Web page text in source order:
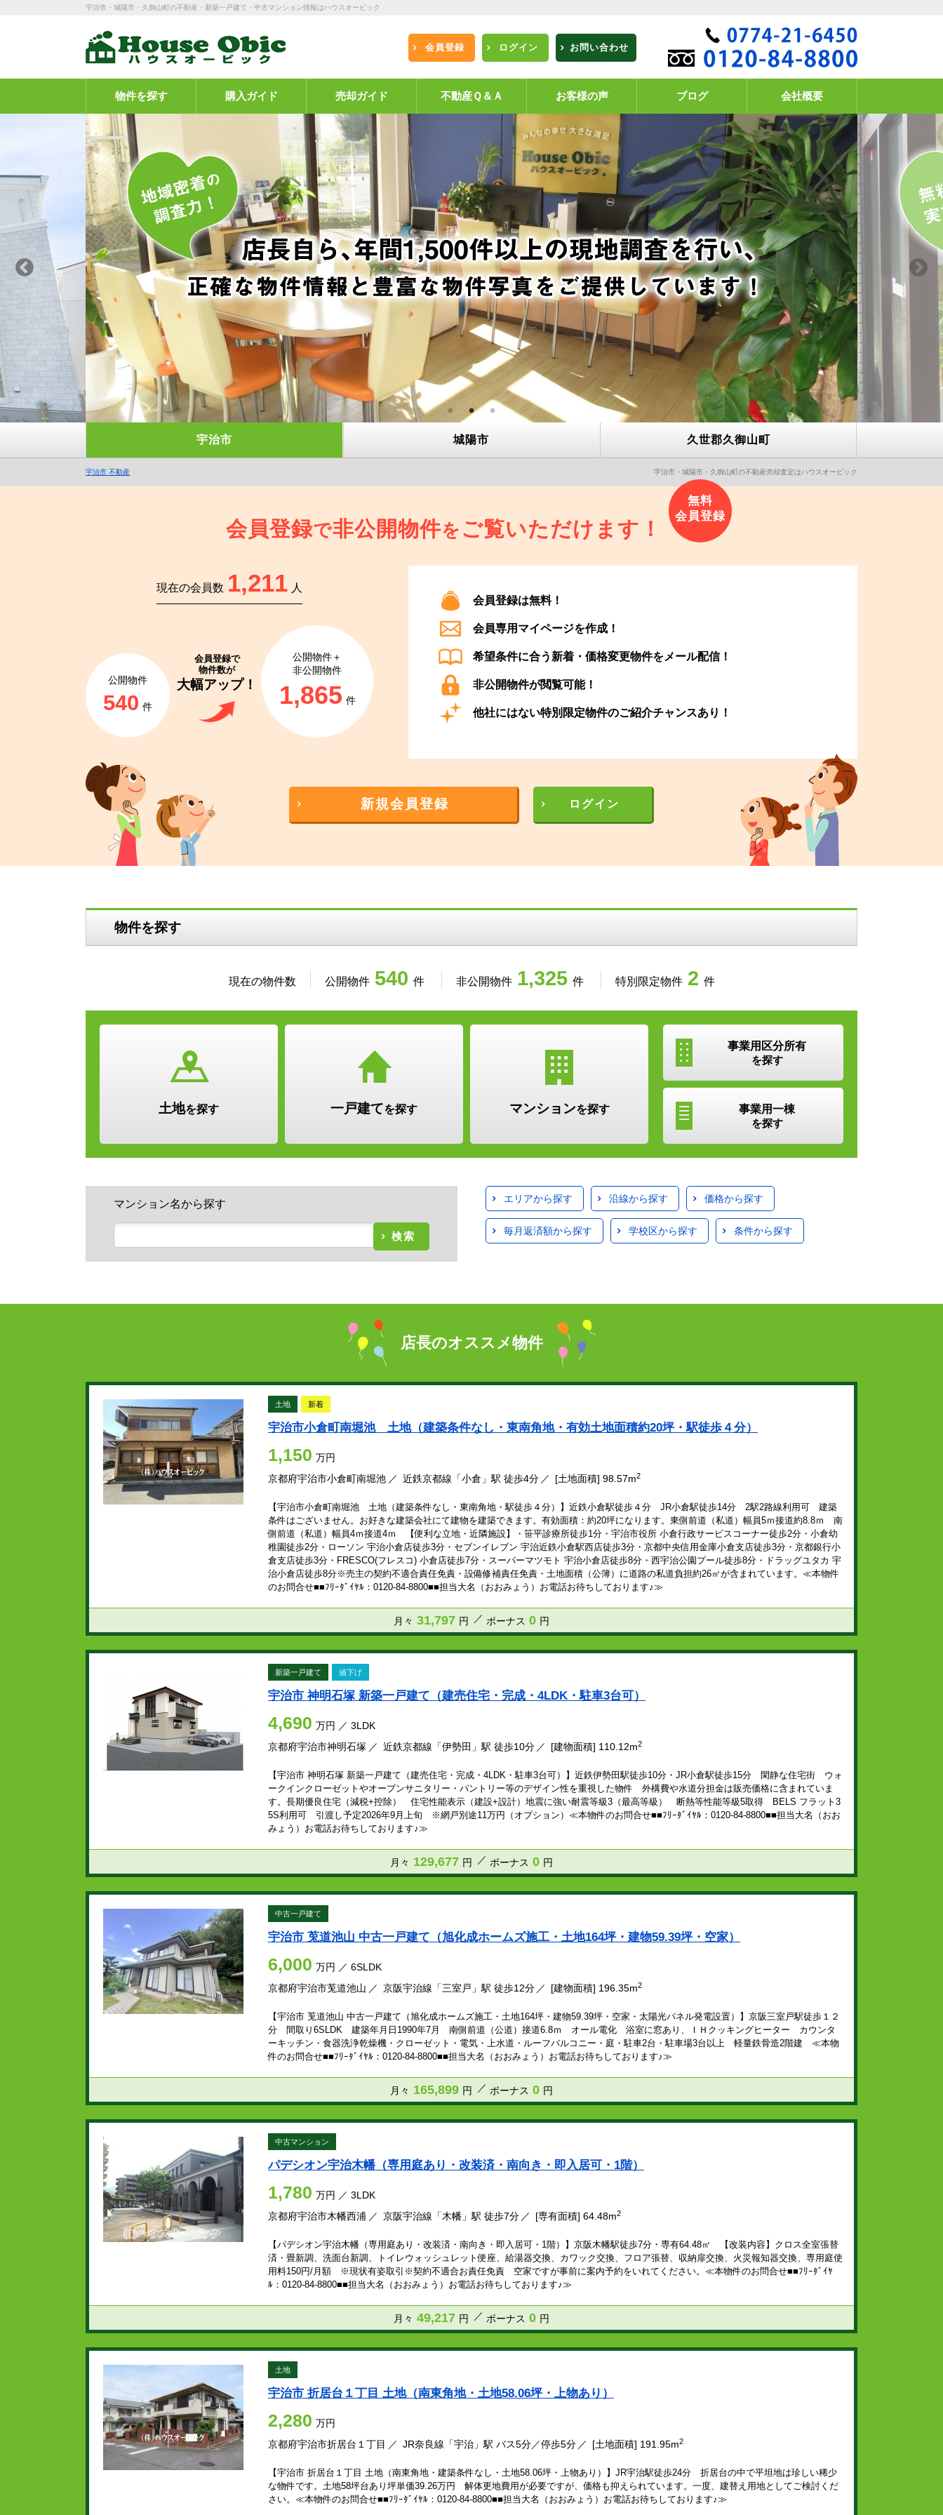
宇治市・城陽市・久御山町の不動産・新築一戸建て・中古マンション情報はハウスオービック
会員登録 ログイン お問い合わせ
物件を探す 購入ガイド 売却ガイド 不動産Ｑ＆Ａ お客様の声 ブログ 会社概要
宇治市 城陽市 久世郡久御山町
宇治市 不動産 宇治市・城陽市・久御山町の不動産売却査定はハウスオービック
会員登録で非公開物件を ご覧いただけます！
現在の会員数 1,211 人
会員登録で
物件数が
大幅アップ！
公開物件
540 件
公開物件＋
非公開物件
1,865 件
会員登録は無料！
会員専用マイページを作成！
希望条件に合う新着・価格変更物件をメール配信！
非公開物件が閲覧可能！
他社にはない特別限定物件のご紹介チャンスあり！
新規会員登録 ログイン
物件を探す
現在の物件数 公開物件 540 件 非公開物件 1,325 件 特別限定物件 2 件
土地を探す 一戸建てを探す マンションを探す
事業用 区分所有
を探す
事業用一棟
を探す
マンション名から探す
検索
エリアから探す 沿線から探す 価格から探す
毎月返済額から探す 学校区から探す 条件から探す
店長のオススメ物件
土地 新着
宇治市小倉町南堀池 土地（建築条件なし・東南角地・有効土地面積約20坪・駅徒歩４分）
1,150 万円
京都府宇治市小倉町南堀池
近鉄京都線「小倉」駅 徒歩4分 [土地面積] 98.57m2
【宇治市小倉町南堀池 土地（建築条件なし・東南角地・駅徒歩４分）】近鉄小倉駅徒歩４分 JR小倉駅徒歩14分 2駅2路線利用可 建築
条件はございません。お好きな建築会社にて建物を建築できます。有効面積：約20坪になります。東側前道（私道）幅員5ｍ接道約8.8ｍ 南
側前道（私道）幅員4ｍ接道4ｍ 【便利な立地・近隣施設】・笹平診療所徒歩1分・宇治市役所 小倉行政サービスコーナー徒歩2分・小倉幼
稚園徒歩2分・ローソン 宇治小倉店徒歩3分・セブンイレブン 宇治近鉄小倉駅西店徒歩3分・京都中央信用金庫小倉支店徒歩3分・京都銀行小
倉支店徒歩3分・FRESCO(フレスコ) 小倉店徒歩7分・スーパーマツモト 宇治小倉店徒歩8分・西宇治公園プール徒歩8分・ドラッグユタカ 宇
治小倉店徒歩8分※売主の契約不適合責任免責・設備修補責任免責・土地面積（公簿）に道路の私道負担約26㎡が含まれています。≪本物件
のお問合せ■■ﾌﾘｰﾀﾞｲﾔﾙ：0120-84-8800■■担当大名（おおみょう）お電話お待ちしております♪≫
月々 31,797 円 ボーナス 0 円
新築一戸建て 値下げ
宇治市 神明石塚 新築一戸建て（建売住宅・完成・4LDK・駐車3台可）
4,690 万円 ／ 3LDK
京都府宇治市神明石塚
近鉄京都線「伊勢田」駅 徒歩10分 [建物面積] 110.12m2
【宇治市 神明石塚 新築一戸建て（建売住宅・完成・4LDK・駐車3台可）】近鉄伊勢田駅徒歩10分・JR小倉駅徒歩15分 閑静な住宅街 ウォ
ークインクローゼットやオープンサニタリー・パントリー等のデザイン性を重視した物件 外構費や水道分担金は販売価格に含まれていま
す。長期優良住宅（減税+控除） 住宅性能表示（建設+設計）地震に強い耐震等級3（最高等級） 断熱等性能等級5取得 BELS フラット3
5S利用可 引渡し予定2026年9月上旬 ※網戸別途11万円（オプション）≪本物件のお問合せ■■ﾌﾘｰﾀﾞｲﾔﾙ：0120-84-8800■■担当大名（おお
みょう）お電話お待ちしております♪≫
月々 129,677 円 ボーナス 0 円
中古一戸建て
宇治市 莵道池山 中古一戸建て（旭化成ホームズ施工・土地164坪・建物59.39坪・空家）
6,000 万円 ／ 6SLDK
京都府宇治市莵道池山
京阪宇治線「三室戸」駅 徒歩12分 [建物面積] 196.35m2
【宇治市 莵道池山 中古一戸建て（旭化成ホームズ施工・土地164坪・建物59.39坪・空家・太陽光パネル発電設置）】京阪三室戸駅徒歩１２
分 間取り6SLDK 建築年月日1990年7月 南側前道（公道）接道6.8ｍ オール電化 浴室に窓あり、ＩＨクッキングヒーター カウンタ
ーキッチン・食器洗浄乾燥機・クローゼット・電気・上水道・ルーフバルコニー・庭・駐車2台・駐車場3台以上 軽量鉄骨造2階建 ≪本物
件のお問合せ■■ﾌﾘｰﾀﾞｲﾔﾙ：0120-84-8800■■担当大名（おおみょう）お電話お待ちしております♪≫
月々 165,899 円 ボーナス 0 円
中古マンション
パデシオン宇治木幡（専用庭あり・改装済・南向き・即入居可・1階）
1,780 万円 ／ 3LDK
京都府宇治市木幡西浦
京阪宇治線「木幡」駅 徒歩7分 [専有面積] 64.48m2
【パデシオン宇治木幡（専用庭あり・改装済・南向き・即入居可・1階）】京阪木幡駅徒歩7分・専有64.48㎡ 【改装内容】クロス全室張替
済・畳新調、洗面台新調、トイレウォッシュレット便座、給湯器交換、カワック交換、フロア張替、収納扉交換、火災報知器交換、専用庭使
用料150円/月額 ※現状有姿取引※契約不適合お責任免責 空家ですが事前に案内予約をいれてください。≪本物件のお問合せ■■ﾌﾘｰﾀﾞｲﾔ
ﾙ：0120-84-8800■■担当大名（おおみょう）お電話お待ちしております♪≫
月々 49,217 円 ボーナス 0 円
土地
宇治市 折居台１丁目 土地（南東角地・土地58.06坪・上物あり）
2,280 万円
京都府宇治市折居台１丁目
JR奈良線「宇治」駅 バス5分／停歩5分 [土地面積] 191.95m2
【宇治市 折居台１丁目 土地（南東角地・建築条件なし・土地58.06坪・上物あり）】JR宇治駅徒歩24分 折居台の中で平坦地は珍しい稀少
な物件です。土地58坪台あり坪単価39.26万円 解体更地費用が必要ですが、価格も抑えられています。一度、建替え用地としてご検討くだ
さい。≪本物件のお問合せ■■ﾌﾘｰﾀﾞｲﾔﾙ：0120-84-8800■■担当大名（おおみょう）お電話お待ちしております♪≫